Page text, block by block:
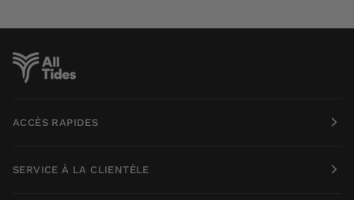
ACCÈS RAPIDES
SERVICE À LA CLIENTÈLE